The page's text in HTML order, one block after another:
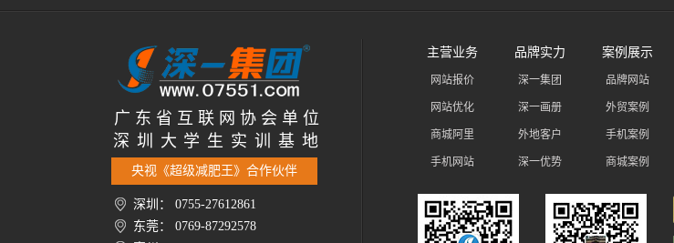
广 东 省 互 联 网 协 会 单 位
深 圳 大 学 生 实 训 基 地
央视《超级减肥王》合作伙伴
深圳： 0755-27612861
东莞： 0769-87292578
主营业务
网站报价
网站优化
商城阿里
手机网站
品牌实力
深一集团
深一画册
外地客户
深一优势
案例展示
品牌网站
外贸案例
手机案例
商城案例